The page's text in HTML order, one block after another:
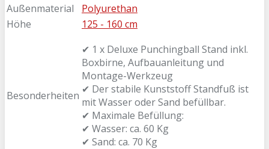
Außenmaterial
Polyurethan
Höhe
125 - 160 cm
Besonderheiten
✔ 1 x Deluxe Punchingball Stand inkl.
Boxbirne, Aufbauanleitung und
Montage-Werkzeug
✔ Der stabile Kunststoff Standfuß ist
mit Wasser oder Sand befüllbar.
✔ Maximale Befüllung:
✔ Wasser: ca. 60 Kg
✔ Sand: ca. 70 Kg